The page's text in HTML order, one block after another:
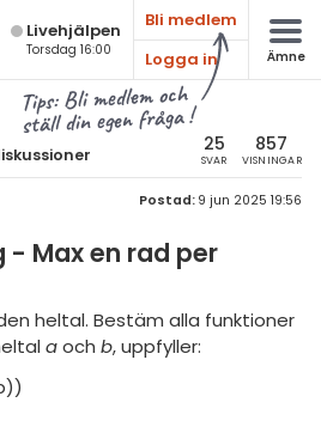
Live­hjälpen
Torsdag 16:00
Bli medlem
Logga in
Ämne
Tips: Bli medlem och
ställ din egen fråga !
25
SVAR
857
VISNINGAR
Postad: 9 jun 2025 19:56
Max en rad per
heltal. Bestäm alla funktioner
aoch b, uppfyller:
Alla ämnen
Matematik
Alla trådar
Årskurs 9
Matte 1